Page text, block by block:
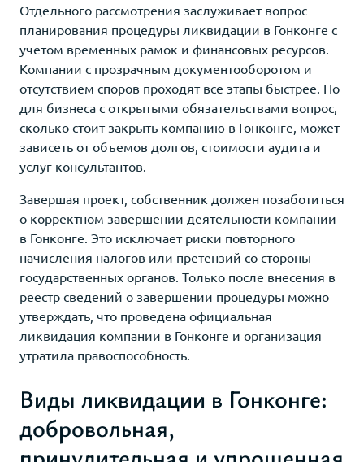
Отдельного рассмотрения заслуживает вопрос
планирования процедуры ликвидации в Гонконге с
учетом временных рамок и финансовых ресурсов.
Компании с прозрачным документооборотом и
отсутствием споров проходят все этапы быстрее. Но
для бизнеса с открытыми обязательствами вопрос,
сколько стоит закрыть компанию в Гонконге, может
зависеть от объемов долгов, стоимости аудита и
услуг консультантов.
Завершая проект, собственник должен позаботиться
о корректном завершении деятельности компании
в Гонконге. Это исключает риски повторного
начисления налогов или претензий со стороны
государственных органов. Только после внесения в
реестр сведений о завершении процедуры можно
утверждать, что проведена официальная
ликвидация компании в Гонконге и организация
утратила правоспособность.
Виды ликвидации в Гонконге:
добровольная,